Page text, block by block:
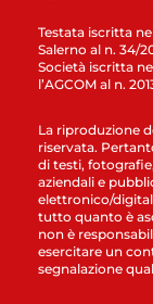
Testata iscritta
Salerno al n. 34/
Società iscritta
l’AGCOM al n.
La riproduzione
riservata.
di testi,
aziendali e
elettronico/
tutto quanto è
non è
esercitare un
segnalazione